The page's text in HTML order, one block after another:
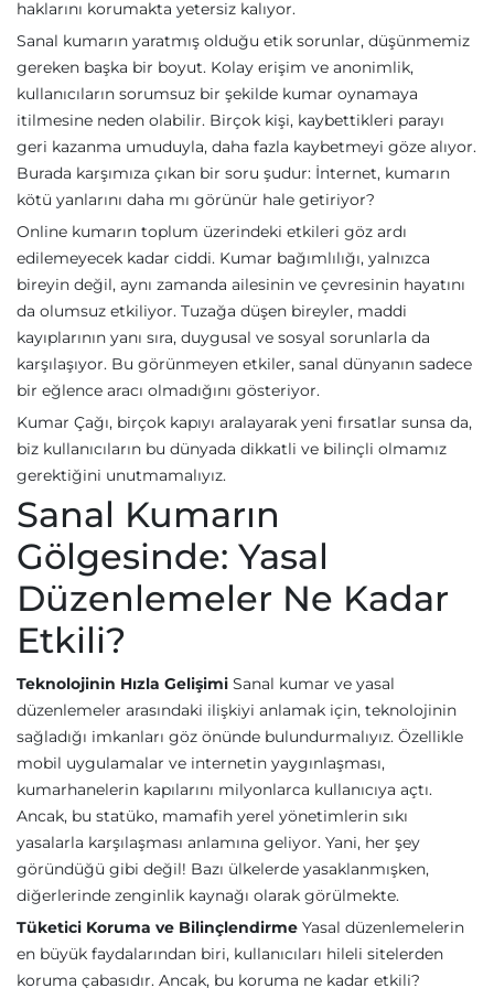
haklarını korumakta yetersiz kalıyor.
Sanal kumarın yaratmış olduğu etik sorunlar, düşünmemiz
gereken başka bir boyut. Kolay erişim ve anonimlik,
kullanıcıların sorumsuz bir şekilde kumar oynamaya
itilmesine neden olabilir. Birçok kişi, kaybettikleri parayı
geri kazanma umuduyla, daha fazla kaybetmeyi göze alıyor.
Burada karşımıza çıkan bir soru şudur: İnternet, kumarın
kötü yanlarını daha mı görünür hale getiriyor?
Online kumarın toplum üzerindeki etkileri göz ardı
edilemeyecek kadar ciddi. Kumar bağımlılığı, yalnızca
bireyin değil, aynı zamanda ailesinin ve çevresinin hayatını
da olumsuz etkiliyor. Tuzağa düşen bireyler, maddi
kayıplarının yanı sıra, duygusal ve sosyal sorunlarla da
karşılaşıyor. Bu görünmeyen etkiler, sanal dünyanın sadece
bir eğlence aracı olmadığını gösteriyor.
Kumar Çağı, birçok kapıyı aralayarak yeni fırsatlar sunsa da,
biz kullanıcıların bu dünyada dikkatli ve bilinçli olmamız
gerektiğini unutmamalıyız.
Sanal Kumarın
Gölgesinde: Yasal
Düzenlemeler Ne Kadar
Etkili?
Teknolojinin Hızla Gelişimi Sanal kumar ve yasal
düzenlemeler arasındaki ilişkiyi anlamak için, teknolojinin
sağladığı imkanları göz önünde bulundurmalıyız. Özellikle
mobil uygulamalar ve internetin yaygınlaşması,
kumarhanelerin kapılarını milyonlarca kullanıcıya açtı.
Ancak, bu statüko, mamafih yerel yönetimlerin sıkı
yasalarla karşılaşması anlamına geliyor. Yani, her şey
göründüğü gibi değil! Bazı ülkelerde yasaklanmışken,
diğerlerinde zenginlik kaynağı olarak görülmekte.
Tüketici Koruma ve Bilinçlendirme Yasal düzenlemelerin
en büyük faydalarından biri, kullanıcıları hileli sitelerden
koruma çabasıdır. Ancak, bu koruma ne kadar etkili?